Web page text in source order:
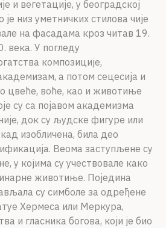
и вегетације, у београдској
низ уметничких стилова чије
на фасадама кроз читав 19.
века. У погледу
композиције,
а потом сецесија и
цвеће, воће, као и животиње
су са појавом академизма
док су људске фигуре или
изобличена, била део
Веома заступљене су
у којима су учествовале како
животиње. Поједина
су симболе за одређене
Хермеса или Меркура,
и гласника богова, који је био